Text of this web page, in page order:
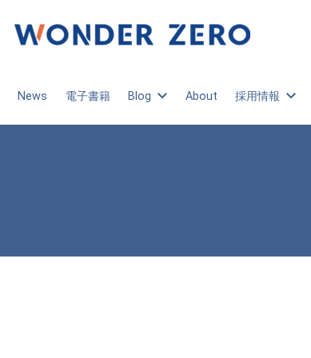
News 電子書籍 Blog About 採用情報